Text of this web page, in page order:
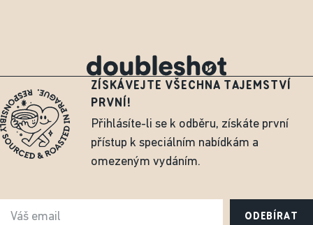
ZÍSKÁVEJTE VŠECHNA TAJEMSTVÍ
PRVNÍ!
Přihlásíte-li se k odběru, získáte první
přístup k speciálním nabídkám a
omezeným vydáním.
ODEBÍRAT